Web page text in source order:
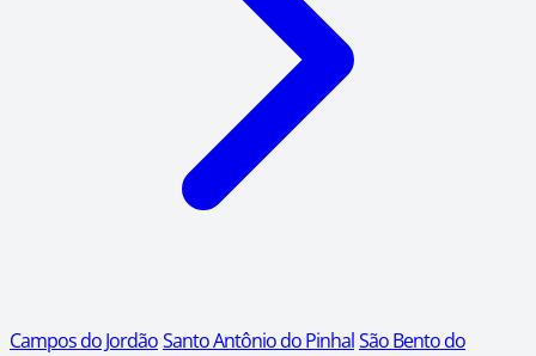
Campos do JordãoSanto Antônio do PinhalSão Bento do